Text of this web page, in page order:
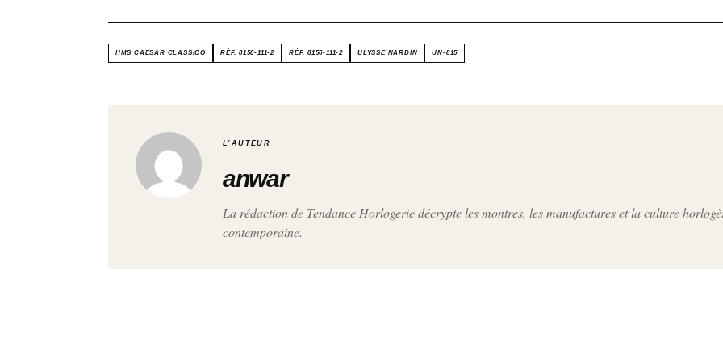
HMS CAESAR CLASSICO RÉF. 8150-111-2 RÉF. 8156-111-2 ULYSSE NARDIN UN-815
L’AUTEUR
anwar
La rédaction de Tendance Horlogerie décrypte les montres, les manufactures et la culture
contemporaine.